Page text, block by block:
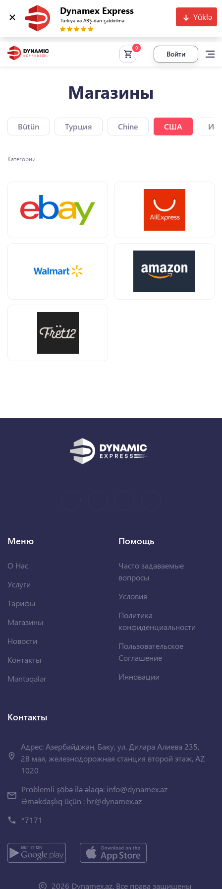
Dynamex Express
Türkiyə və ABŞ-dan çatdırılma Yüklə
Войти
Магазины
Bütün Турция Chine США
Категории
Меню
О Нас
Услуги
Тарифы
Магазины
Новости
Контакты
Məntəqələr
Помощь
Часто задаваемые
вопросы
Условия
Политика
конфиденциальности
Пользовательское
Соглашение
Инновации
Контакты
Адрес: Азербайджан, Баку, ул. Дилара Алиева 235,
28 мая, железнодорожная станция второй этаж, AZ
1020
Problemli şöbə ilə əlaqə: info@dynamex.az
Əməkdaşlıq üçün : hr@dynamex.az
*7171
2026 Dynamex.az. Все права защищены